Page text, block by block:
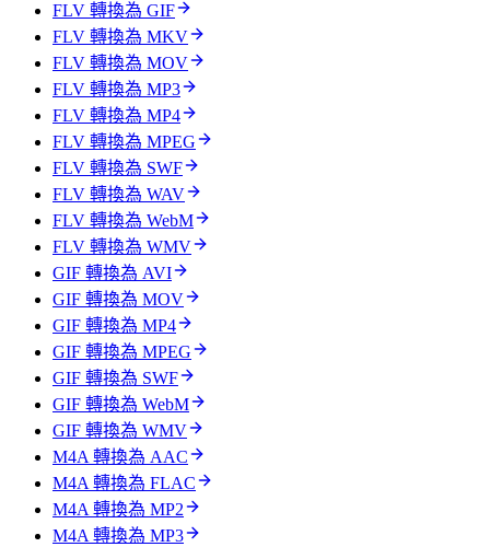
FLV 轉換為 GIF
FLV 轉換為 MKV
FLV 轉換為 MOV
FLV 轉換為 MP3
FLV 轉換為 MP4
FLV 轉換為 MPEG
FLV 轉換為 SWF
FLV 轉換為 WAV
FLV 轉換為 WebM
FLV 轉換為 WMV
GIF 轉換為 AVI
GIF 轉換為 MOV
GIF 轉換為 MP4
GIF 轉換為 MPEG
GIF 轉換為 SWF
GIF 轉換為 WebM
GIF 轉換為 WMV
M4A 轉換為 AAC
M4A 轉換為 FLAC
M4A 轉換為 MP2
M4A 轉換為 MP3